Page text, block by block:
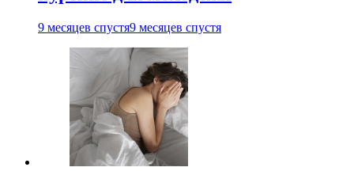
9 месяцев спустя9 месяцев спустя